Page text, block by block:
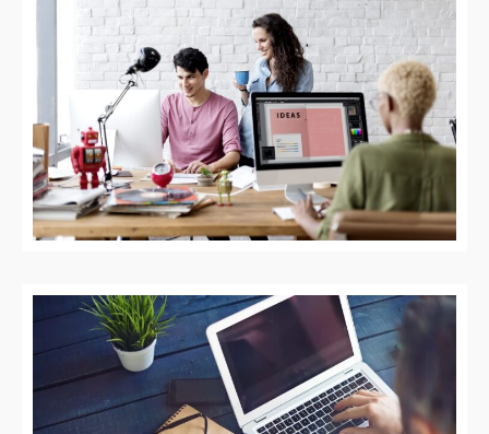
BLOG
CONTACT
FAQ